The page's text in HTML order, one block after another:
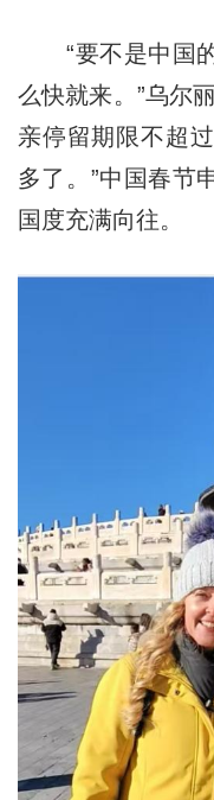
“要不是中国的
么快就来。”乌尔
亲停留期限不超
多了。”中国春节
国度充满向往。